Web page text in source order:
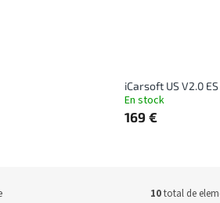
iCarsoft US V2.0 ES
En stock
169 €
10total de